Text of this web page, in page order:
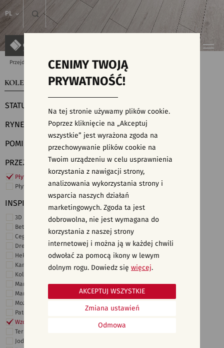
PL
Przejdź do strony głównej Kolekcje
KOLEKCJE WYSZUKIWARKA PŁYTEK
STATUS
RYNEK
POMIESZCZENIE
PRZEZNACZENIE
Płytki ścienne
Płytki podłogowe
INSPIRACJE
3D i struktury
Beton
Cegiełki
Drewno
Heksagonalne
Kamień
Kolor
Marmur
Marokańskie
Mozaika
Patchwork
Wzory i motywy
Terrazzo
Jodełka
CENIMY TWOJĄ
PRYWATNOŚĆ!
Na tej stronie używamy plików cookie.
Poprzez kliknięcie na „Akceptuj
wszystkie” jest wyrażona zgoda na
przechowywanie plików cookie na
Twoim urządzeniu w celu usprawnienia
korzystania z nawigacji strony,
analizowania wykorzystania strony i
wsparcia naszych działań
marketingowych. Zgoda ta jest
dobrowolna, nie jest wymagana do
korzystania z naszej strony
internetowej i można ją w każdej chwili
odwołać za pomocą ikony w lewym
dolnym rogu. Dowiedz się więcej.
Odmowa
Zmiana ustawień
AKCEPTUJ WSZYSTKIE